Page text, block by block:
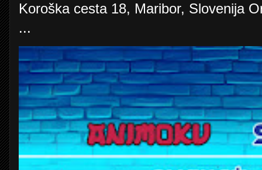
Koroška cesta 18, Maribor, Slovenija
...